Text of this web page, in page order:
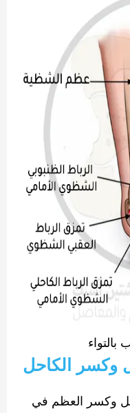
وكسر الكاحل
وكسر العظم في